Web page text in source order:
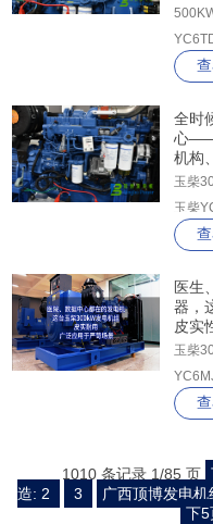
额
海斯
全时
心——
机构
玉柴
玉柴
核心
坚实
医生
器，
皮实
玉柴
冷，
1010 条记录 1/85 页
造: 2
3 广西顶博发电
下5